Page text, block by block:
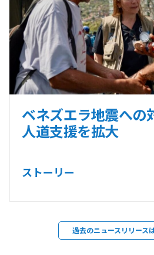
ベネズエラ地震への
人道支援を拡大
ストーリー
過去のニュースリリース